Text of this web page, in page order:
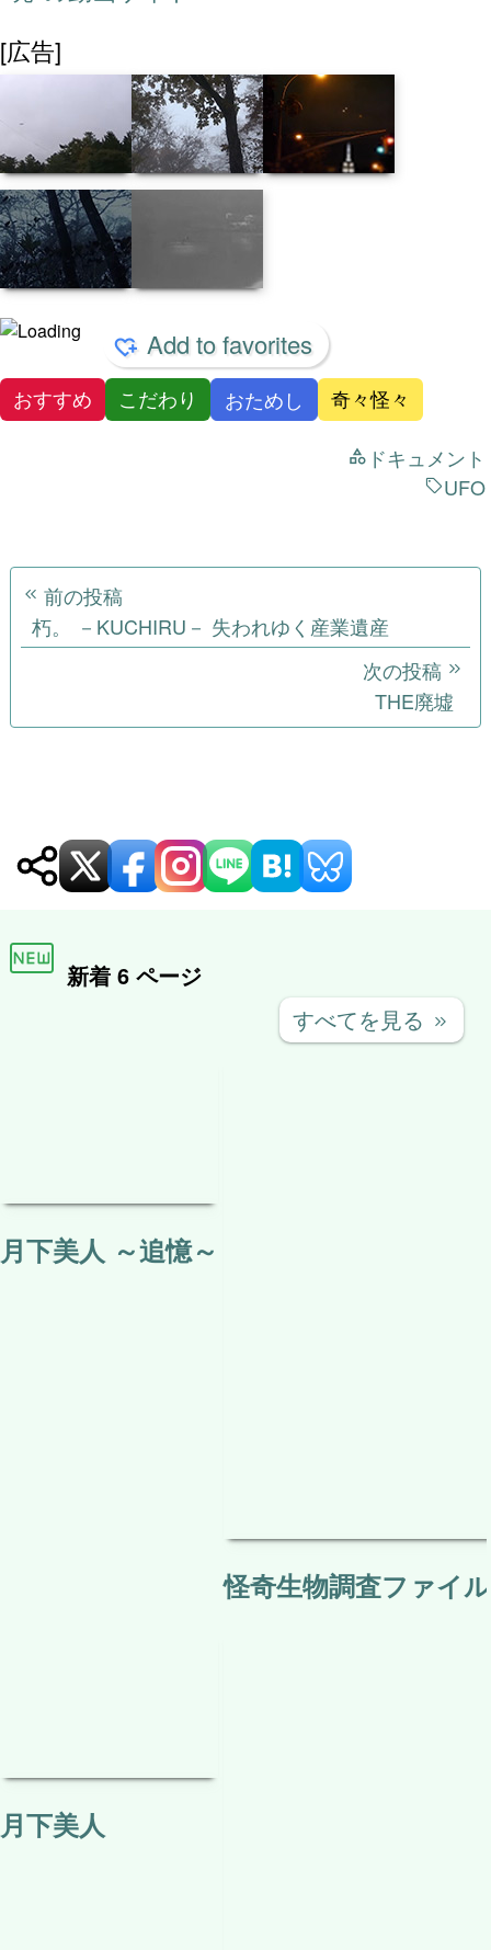
[広告]
Add to favorites
おすすめ こだわり おためし 奇々怪々
ドキュメント
UFO
ビ
ョ
前の投稿
朽。 －KUCHIRU－ 失われゆく産業遺産
次の投稿
THE廃墟
新着 6 ページ
すべてを見る keyboard_double_arrow_right
月下美人 ～追憶～
月下美人
怪奇生物調査ファイ